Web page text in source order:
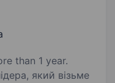
than 1 year.